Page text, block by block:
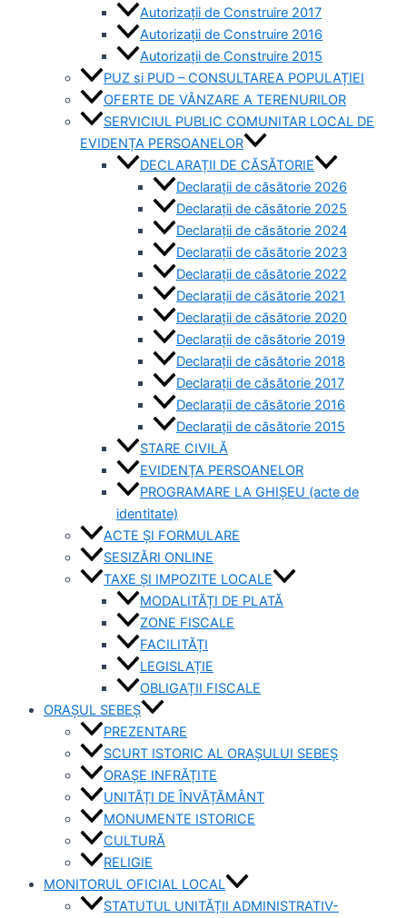
Autorizaţii de Construire 2017
Autorizaţii de Construire 2016
Autorizaţii de Construire 2015
PUZ si PUD – CONSULTAREA POPULAȚIEI
OFERTE DE VÂNZARE A TERENURILOR
SERVICIUL PUBLIC COMUNITAR LOCAL DE
EVIDENȚA PERSOANELOR
DECLARAȚII DE CĂSĂTORIE
Declarații de căsătorie 2026
Declarații de căsătorie 2025
Declarații de căsătorie 2024
Declarații de căsătorie 2023
Declarații de căsătorie 2022
Declarații de căsătorie 2021
Declarații de căsătorie 2020
Declarații de căsătorie 2019
Declarații de căsătorie 2018
Declarații de căsătorie 2017
Declarații de căsătorie 2016
Declarații de căsătorie 2015
STARE CIVILĂ
EVIDENȚA PERSOANELOR
PROGRAMARE LA GHIȘEU (acte de
identitate)
ACTE ȘI FORMULARE
SESIZĂRI ONLINE
TAXE ȘI IMPOZITE LOCALE
MODALITĂȚI DE PLATĂ
ZONE FISCALE
FACILITĂȚI
LEGISLAȚIE
OBLIGAȚII FISCALE
ORAȘUL SEBEȘ
PREZENTARE
SCURT ISTORIC AL ORAȘULUI SEBEȘ
ORAȘE INFRĂȚITE
UNITĂȚI DE ÎNVĂȚĂMÂNT
MONUMENTE ISTORICE
CULTURĂ
RELIGIE
MONITORUL OFICIAL LOCAL
STATUTUL UNITĂȚII ADMINISTRATIV-